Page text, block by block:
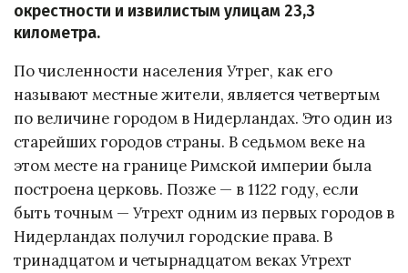
окрестности и извилистым улицам 23,3
километра.
По численности населения Утрег, как его
называют местные жители, является четвертым
по величине городом в Нидерландах. Это один из
старейших городов страны. В седьмом веке на
этом месте на границе Римской империи была
построена церковь. Позже — в 1122 году, если
быть точным — Утрехт одним из первых городов в
Нидерландах получил городские права. В
тринадцатом и четырнадцатом веках Утрехт